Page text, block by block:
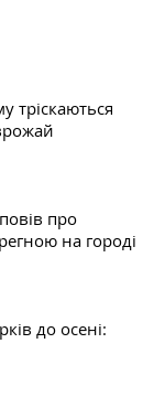
тріскаються
про
на городі
до осені: